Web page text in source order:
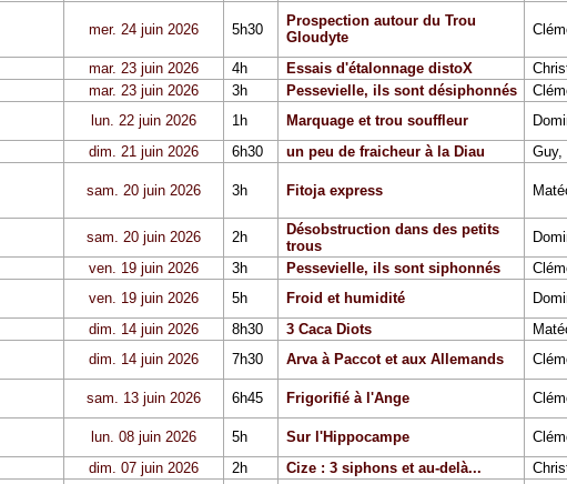
mer. 24 juin 2026 5h30
Prospection autour du Trou
Gloudyte
mar. 23 juin 2026 4h Essais d'étalonnage distoX
mar. 23 juin 2026 3h Pessevielle, ils sont désiphonnés
lun. 22 juin 2026 1h Marquage et trou souffleur
dim. 21 juin 2026 6h30 un peu de fraicheur à la Diau
Guy,
sam. 20 juin 2026 3h Fitoja express
sam. 20 juin 2026 2h
Désobstruction dans des petits
trous
ven. 19 juin 2026 3h Pessevielle, ils sont siphonnés
ven. 19 juin 2026 5h Froid et humidité
dim. 14 juin 2026 8h30 3 Caca Diots
dim. 14 juin 2026 7h30 Arva à Paccot et aux Allemands
sam. 13 juin 2026 6h45 Frigorifié à l'Ange
lun. 08 juin 2026 5h Sur l'Hippocampe
dim. 07 juin 2026 2h Cize : 3 siphons et au-delà...